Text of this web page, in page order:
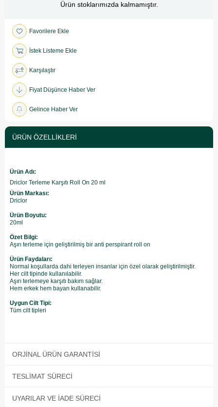
Ürün stoklarımızda kalmamıştır.
Favorilere Ekle
İstek Listeme Ekle
Karşılaştır
Fiyat Düşünce Haber Ver
Gelince Haber Ver
ÜRÜN ÖZELLIKLERI
Ürün Adı:
Driclor Terleme Karşıtı Roll On 20 ml
Ürün Markası:
Driclor
Ürün Boyutu:
20ml
Özet Bilgi:
Aşırı terleme için geliştirilmiş bir anti perspirant roll on
Ürün Faydaları:
Normal koşullarda dahi terleyen insanlar için özel olarak geliştirilmiştir.
Her cilt tipinde kullanılabilir.
Aşırı terlemeye karşıtı bakım sağlar.
Hem erkek hem bayan kullanabilir.
Uygun Cilt Tipi:
Tüm cilt tipleri
ORJINAL ÜRÜN GARANTISI
TESLIMAT SÜRECI
UYARILAR VE İADE SÜRECI